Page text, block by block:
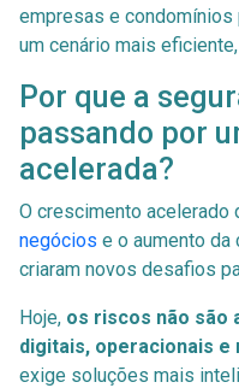
empresas e condomínios
um cenário mais
Por que a
passando por
acelerada?
O crescimento acelerado
negócios e o aumento
criaram novos desafios
Hoje, os riscos não são
digitais, operacionais e
exige soluções mais